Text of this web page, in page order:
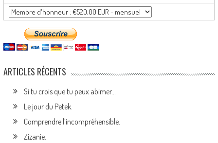
ARTICLES RÉCENTS
Si tu crois que tu peux abimer…
Le jour du Petek.
Comprendre l’incompréhensible.
Zizanie.